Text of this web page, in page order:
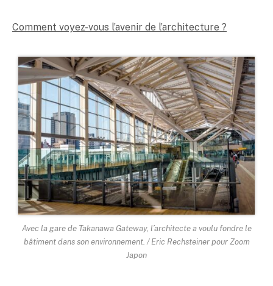
Comment voyez-vous l’avenir de l’architecture ?
Avec la gare de Takanawa Gateway, l’architecte a voulu fondre le
bâtiment dans son environnement. / Eric Rechsteiner pour Zoom
Japon